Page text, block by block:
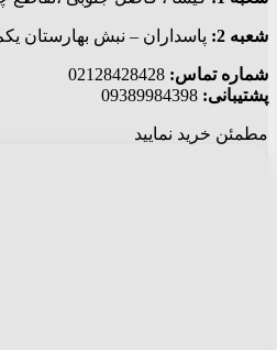
شعبه 2: پاسداران – نبش بهارستان یکم –
شماره تماس:
پشتیبانی:
مطمئن خرید نمایید